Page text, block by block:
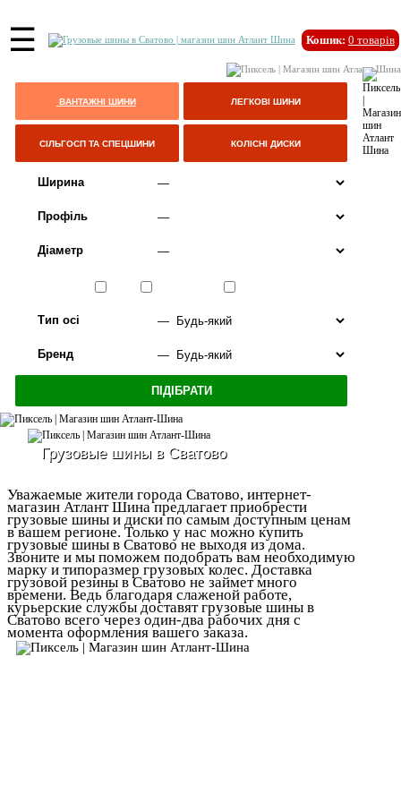
☰ Кошик: 0 товарів
ВАНТАЖНІ ШИНИ ЛЕГКОВІ ШИНИ
СІЛЬГОСП ТА СПЕЦШИНИ КОЛІСНІ ДИСКИ
Ширина
Профіль
Діаметр
Тип осі
Бренд
Грузовые шины в Сватово
Уважаемые жители города Сватово, интернет-
магазин Атлант Шина предлагает приобрести
грузовые шины и диски по самым доступным ценам
в вашем регионе. Только у нас можно купить
грузовые шины в Сватово не выходя из дома.
Звоните и мы поможем подобрать вам необходимую
марку и типоразмер грузовых колес. Доставка
грузовой резины в Сватово не займет много
времени. Ведь благодаря слаженой работе,
курьерские службы доставят грузовые шины в
Сватово всего через один-два рабочих дня с
момента оформления вашего заказа.